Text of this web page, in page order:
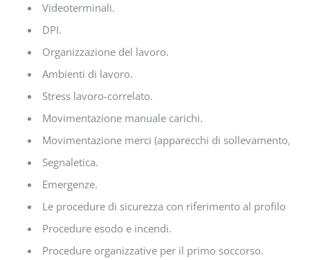
Videoterminali.
DPI.
Organizzazione del lavoro.
Ambienti di lavoro.
Stress lavoro-correlato.
Movimentazione manuale carichi.
Movimentazione merci (apparecchi di sollevamento,
Segnaletica.
Emergenze.
Le procedure di sicurezza con riferimento al profilo di
Procedure esodo e incendi.
Procedure organizzative per il primo soccorso.